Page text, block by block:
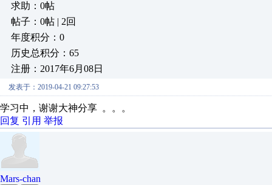
求助：0帖
帖子：0帖 | 2回
年度积分：0
历史总积分：65
注册：2017年6月08日
发表于：2019-04-21 09:27:53
学习中，谢谢大神分享 。。。
回复 引用 举报
Mars-chan